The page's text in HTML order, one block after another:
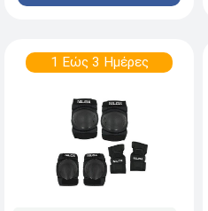
1 Εώς 3 Ημέρες